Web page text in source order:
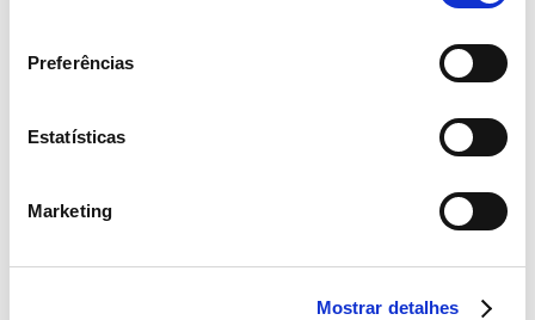
Preferências
Estatísticas
Marketing
Mostrar detalhes